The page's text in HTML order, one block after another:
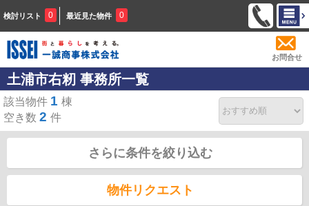
検討リスト 0 最近見た物件 0
お問合せ
土浦市右籾 事務所一覧
該当物件 1 棟
空き数 2 件
さらに条件を絞り込む
物件リクエスト